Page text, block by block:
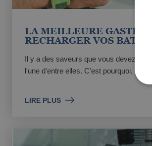
LA MEILLEURE
RECHARGER VOS
Il y a des saveurs que vous devez
l'une d'entre elles. C'est pourquoi, au
LIRE PLUS